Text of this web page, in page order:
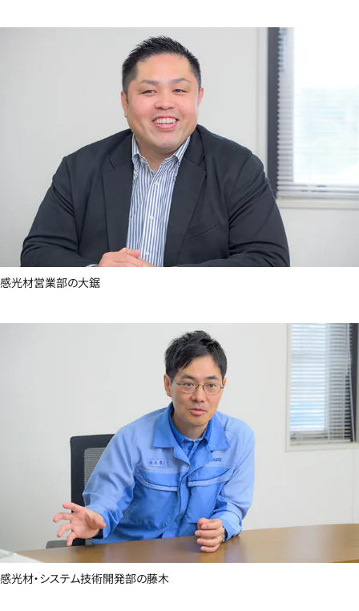
感光材営業部の大鋸
感光材・システム技術開発部の藤木